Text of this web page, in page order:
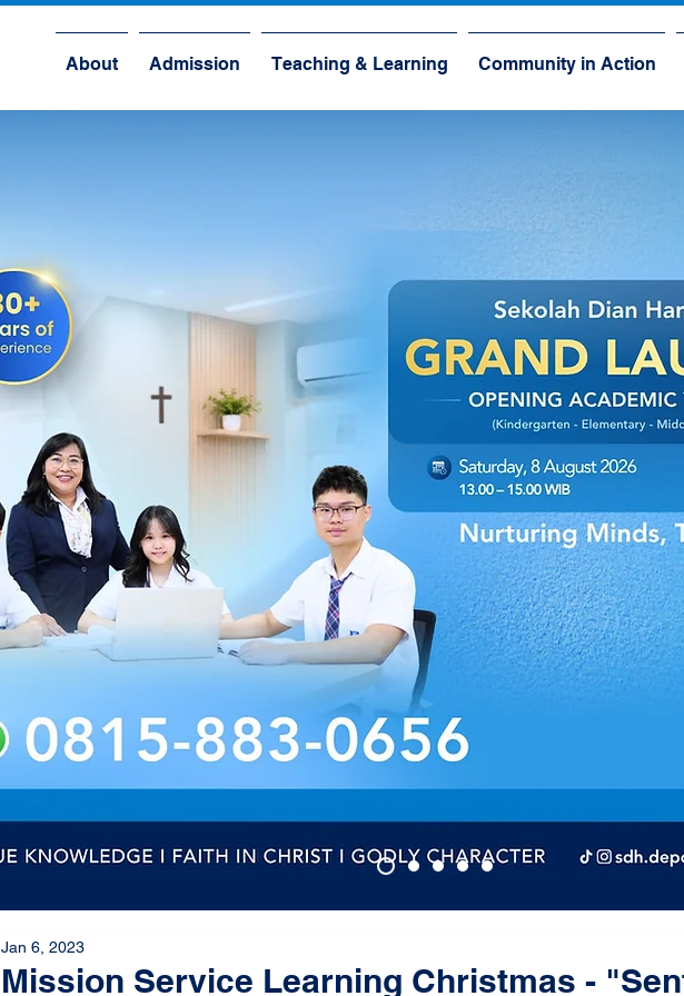
About Admission Teaching & Learning Community in Action
Mission Service Learning Christmas -
Jan 6, 2023